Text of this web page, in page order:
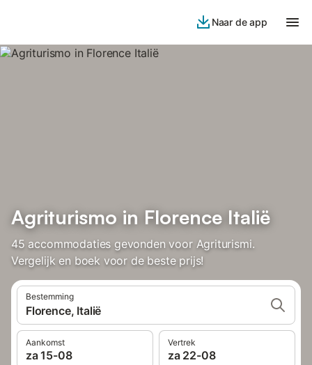
Naar de app
Agriturismo in Florence Italië
45 accommodaties gevonden voor Agriturismi.
Vergelijk en boek voor de beste prijs!
Bestemming
Florence, Italië
Aankomst
za 15-08
Vertrek
za 22-08